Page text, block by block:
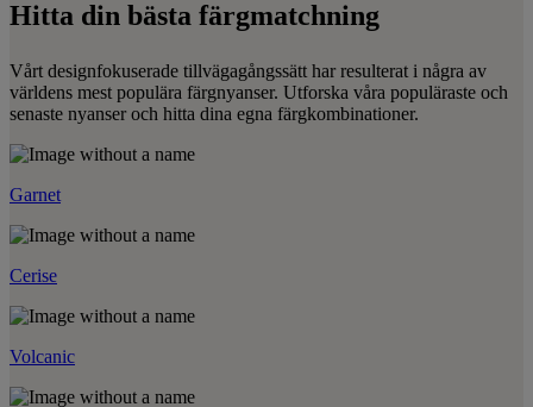
Hitta din bästa färgmatchning
Vårt designfokuserade tillvägagångssätt har resulterat i några av
världens mest populära färgnyanser. Utforska våra populäraste och
senaste nyanser och hitta dina egna färgkombinationer.
Garnet
Cerise
Volcanic